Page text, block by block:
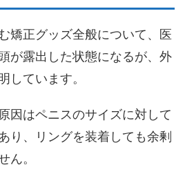
矯正グッズ全般について、医
が露出した状態になるが、外
しています。
因はペニスのサイズに対して
り、リングを装着しても余剰
ん。